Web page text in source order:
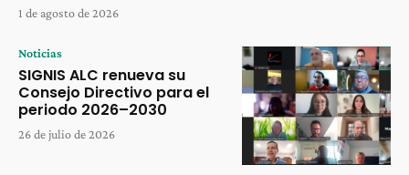
1 de agosto de 2026
Noticias
SIGNIS ALC renueva su
Consejo Directivo para el
periodo 2026–2030
26 de julio de 2026